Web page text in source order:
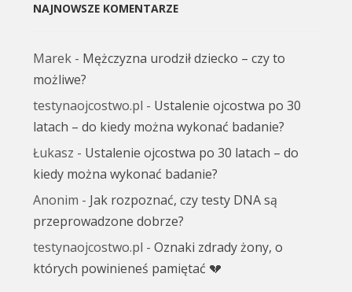
NAJNOWSZE KOMENTARZE
Marek - Mężczyzna urodził dziecko – czy to
możliwe?
testynaojcostwo.pl - Ustalenie ojcostwa po 30
latach – do kiedy można wykonać badanie?
Łukasz - Ustalenie ojcostwa po 30 latach – do
kiedy można wykonać badanie?
Anonim - Jak rozpoznać, czy testy DNA są
przeprowadzone dobrze?
testynaojcostwo.pl -Oznaki zdrady żony, o
których powinieneś pamiętać 💔